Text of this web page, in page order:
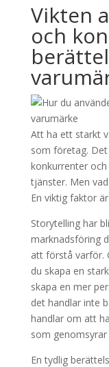
Vikten
och
Att ha ett starkt
som företag.
konkurrenter
tjänster. Men
En viktig faktor
Storytelling har
marknadsföring
att förstå varför.
du skapa en
skapa en mer
det handlar inte
handlar om att
som
En tydlig